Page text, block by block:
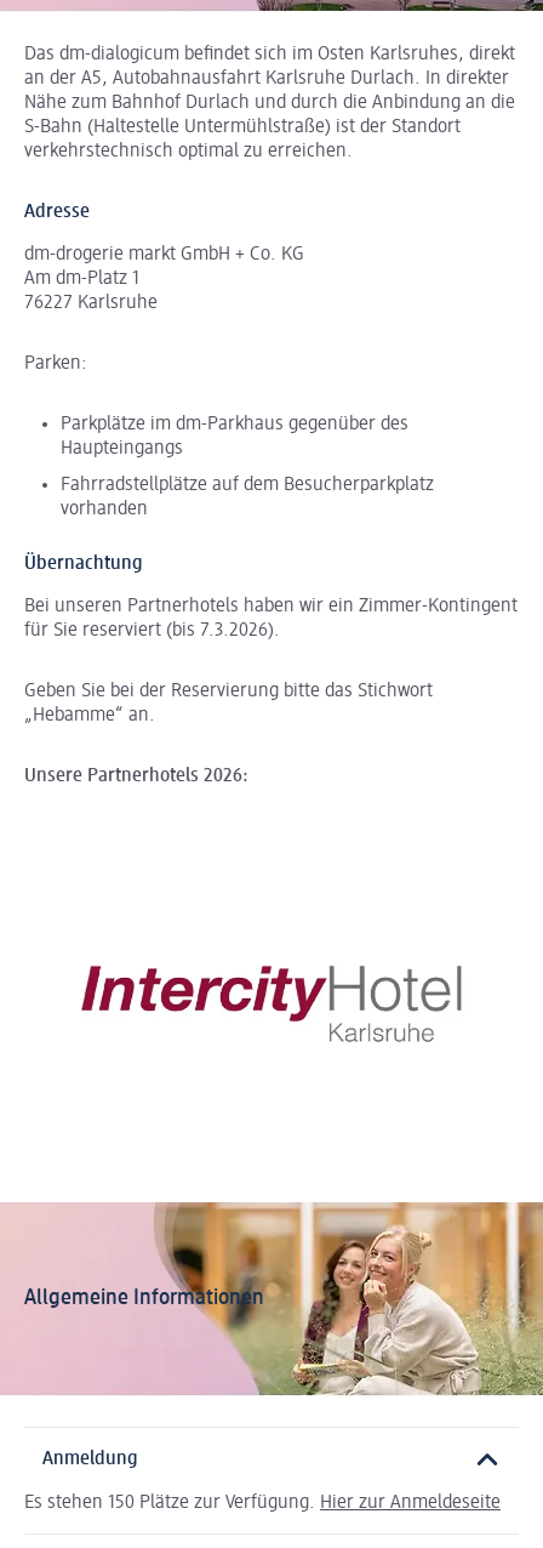
Das dm-dialogicum befindet sich im Osten Karlsruhes, direkt
an der A5, Autobahnausfahrt Karlsruhe Durlach. In direkter
Nähe zum Bahnhof Durlach und durch die Anbindung an die
S-Bahn (Haltestelle Untermühlstraße) ist der Standort
verkehrstechnisch optimal zu erreichen.
Adresse
dm-drogerie markt GmbH + Co. KG
Am dm-Platz 1
76227 Karlsruhe
Parken:
Parkplätze im dm-Parkhaus gegenüber des
Haupteingangs
Fahrradstellplätze auf dem Besucherparkplatz
vorhanden
Übernachtung
Bei unseren Partnerhotels haben wir ein Zimmer-Kontingent
für Sie reserviert (bis 7.3.2026).
Geben Sie bei der Reservierung bitte das Stichwort
„Hebamme“ an.
Unsere Partnerhotels 2026:
Allgemeine Informationen
Anmeldung
Es stehen 150 Plätze zur Verfügung. Hier zur Anmeldeseite